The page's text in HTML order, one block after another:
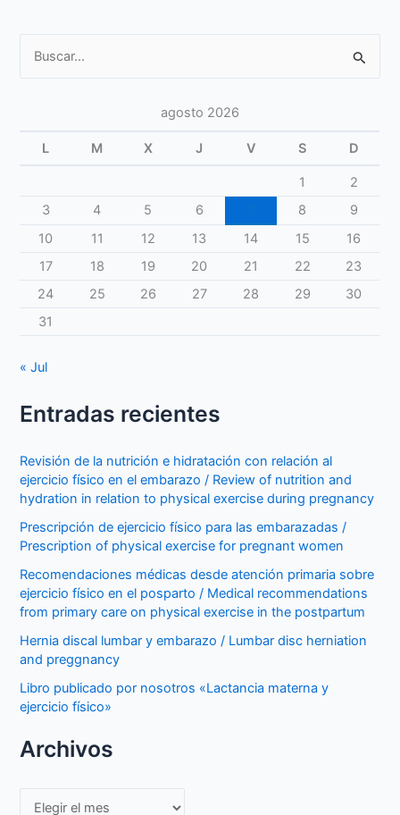
agosto 2026
L M X J V S D
1
2
3
4 5 6 8
9
10
11 12 13 14 15
16
17
18 19 20 21 22
23
24
25 26 27 28 29
30
31
« Jul
Entradas recientes
Revisión de la nutrición e hidratación con relación al
ejercicio físico en el embarazo / Review of nutrition and
hydration in relation to physical exercise during pregnancy
Prescripción de ejercicio físico para las embarazadas /
Prescription of physical exercise for pregnant women
Recomendaciones médicas desde atención primaria sobre
ejercicio físico en el posparto / Medical recommendations
from primary care on physical exercise in the postpartum
Hernia discal lumbar y embarazo / Lumbar disc herniation
and preggnancy
Libro publicado por nosotros «Lactancia materna y
ejercicio físico»
Archivos
Archivos